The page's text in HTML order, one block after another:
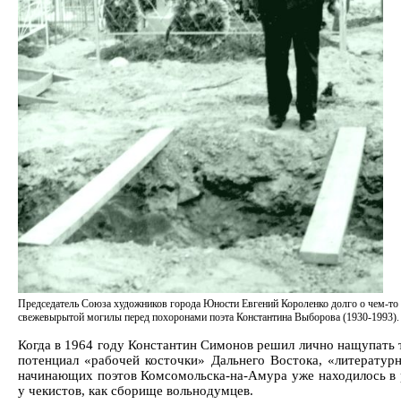
Председатель Союза художников города Юности Евгений Короленко долго о чем-
свежевырытой могилы перед похоронами поэта Константина Выборова (1930-1993).
Когда в 1964 году Константин Симонов решил лично нащупать
потенциал «рабочей косточки» Дальнего Востока,
начинающих поэтов Комсомольска-на-Амура уже находилось в
у чекистов, как сборище вольнодумцев.